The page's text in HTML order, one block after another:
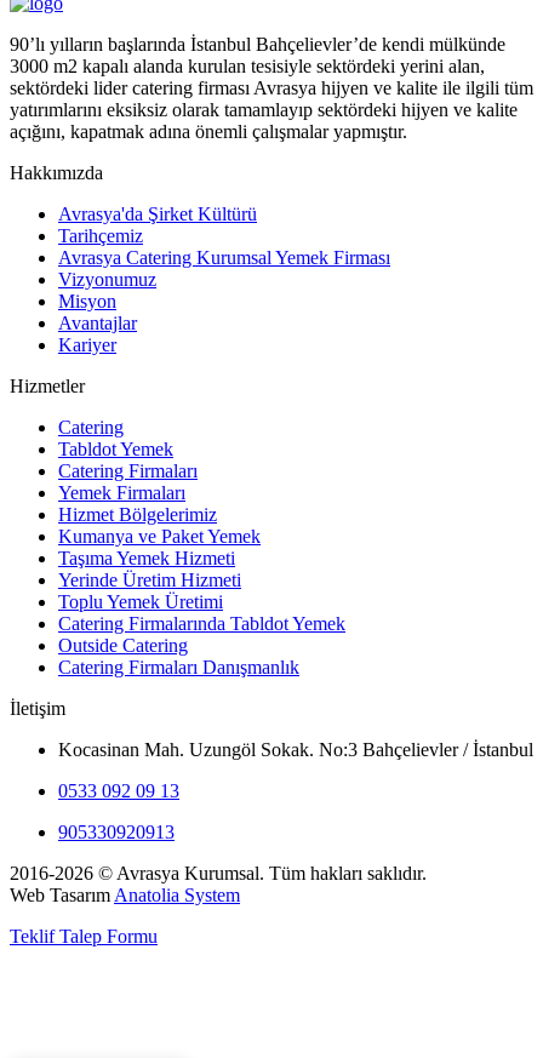
90’lı yılların başlarında İstanbul Bahçelievler’de kendi mülkünde
3000 m2 kapalı alanda kurulan tesisiyle sektördeki yerini alan,
sektördeki lider catering firması Avrasya hijyen ve kalite ile ilgili tüm
yatırımlarını eksiksiz olarak tamamlayıp sektördeki hijyen ve kalite
açığını, kapatmak adına önemli çalışmalar yapmıştır.
Hakkımızda
Avrasya'da Şirket Kültürü
Tarihçemiz
Avrasya Catering Kurumsal Yemek Firması
Vizyonumuz
Misyon
Avantajlar
Kariyer
Hizmetler
Catering
Tabldot Yemek
Catering Firmaları
Yemek Firmaları
Hizmet Bölgelerimiz
Kumanya ve Paket Yemek
Taşıma Yemek Hizmeti
Yerinde Üretim Hizmeti
Toplu Yemek Üretimi
Catering Firmalarında Tabldot Yemek
Outside Catering
Catering Firmaları Danışmanlık
İletişim
Kocasinan Mah. Uzungöl Sokak. No:3 Bahçelievler / İstanbul
0533 092 09 13
905330920913
2016-2026 © Avrasya Kurumsal. Tüm hakları saklıdır.
Web Tasarım Anatolia System
Teklif Talep Formu